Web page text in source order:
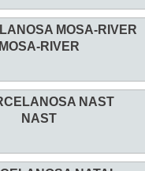
MOSA-RIVER
NAST